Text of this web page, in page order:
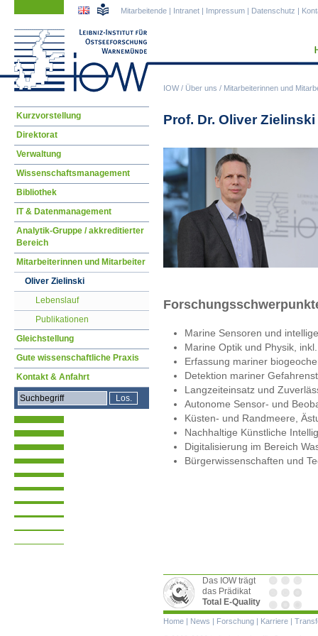
IOW/ Über uns / Mitarbeiterinnen und
Mitarbeitende | Intranet | Impressum | Datenschutz |
Prof. Dr. Oliver
Marine Sensoren und
Marine Optik und Physik,
Erfassung mariner
Detektion mariner
Langzeiteinsatz und
Autonome Sensor- und
Küsten- und Randmeere,
Nachhaltige Künstliche
Digitalisierung im Bereich
Bürgerwissenschaften und
Navigation
Kurzvorstellung
Direktorat
Verwaltung
Wissenschaftsmanagement
Bibliothek
IT & Datenmanagement
Analytik-Gruppe / akkreditierter
Bereich
Mitarbeiterinnen und Mitarbeiter
Oliver Zielinski
Lebenslauf
Publikationen
Gleichstellung
Gute wissenschaftliche Praxis
Kontakt & Anfahrt
Das IOW trägt
das Prädikat
Total E-Quality
Navigation
überspringen
Home | News | Forschung | Karriere |